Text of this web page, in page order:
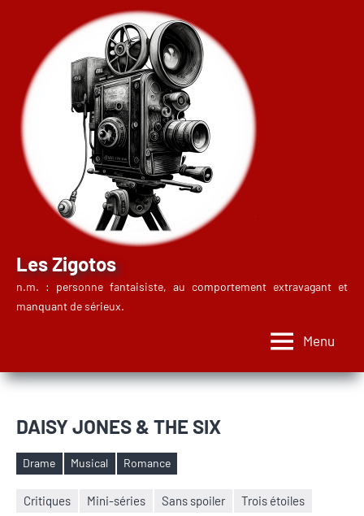
contenu
Les Zigotos
n.m. : personne fantaisiste, au comportement extravagant et
manquant de sérieux.
Menu
DAISY JONES & THE SIX
Étiquettes
Drame Musical Romance
Critiques Mini-séries Sans spoiler
Trois étoiles